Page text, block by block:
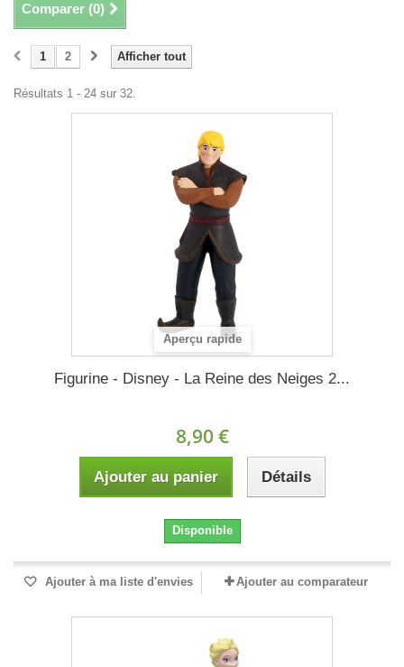
Comparer (0)
Afficher tout
1 2
Résultats 1 - 24 sur 32.
Aperçu rapide
Figurine - Disney - La Reine des Neiges 2...
8,90 €
Ajouter au panier Détails
Disponible
Ajouter à ma liste d'envies Ajouter au comparateur